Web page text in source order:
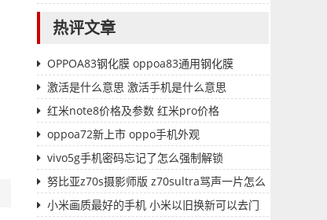
热评文章
OPPOA83钢化膜 oppoa83通用钢化膜
激活是什么意思 激活手机是什么意思
红米note8价格及参数 红米pro价格
oppoa72新上市 oppo手机外观
vivo5g手机密码忘记了怎么强制解锁
努比亚z70s摄影师版 z70sultra骂声一片怎么
解决小米画质最好的手机 小米以旧换新可以去门